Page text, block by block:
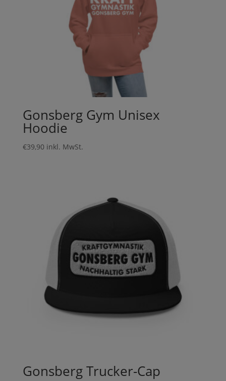
Gonsberg Gym Unisex
Hoodie
€39,90 inkl. MwSt.
Gonsberg Trucker-Cap